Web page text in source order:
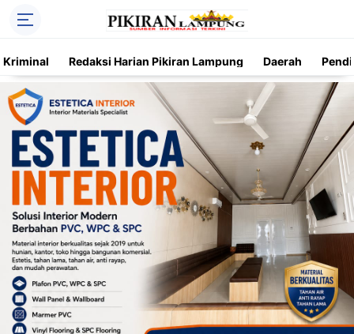
Kriminal Redaksi Harian Pikiran Lampung Daerah
Trending Kriminal Nasional